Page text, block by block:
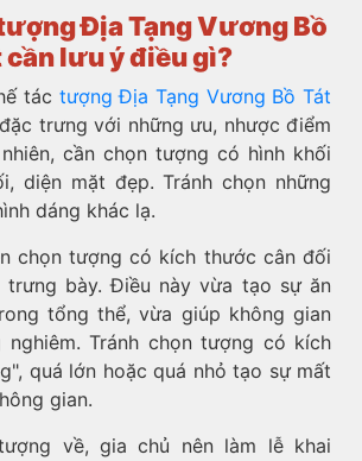
Địa Tạng Vương Bồ
cần lưu ý điều gì?
tác tượng Địa Tạng Vương Bồ Tát
trưng với những ưu, nhược điểm
cần chọn tượng có hình khối
diện mặt đẹp. Tránh chọn những
dáng khác lạ.
chọn tượng có kích thước cân đối
trưng bày. Điều này vừa tạo sự ăn
tổng thể, vừa giúp không gian
Tránh chọn tượng có kích
quá lớn hoặc quá nhỏ tạo sự mất
gian.
về, gia chủ nên làm lễ khai